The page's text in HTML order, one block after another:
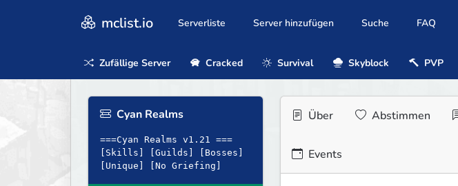
mclist.io Serverliste Server hinzufügen Suche FAQ
Zufällige Server Cracked Survival Skyblock PVP
Cyan Realms
===Cyan Realms v1.21 ===
[Skills] [Guilds] [Bosses]
[Unique] [No Griefing]
Über Abstimmen
Events